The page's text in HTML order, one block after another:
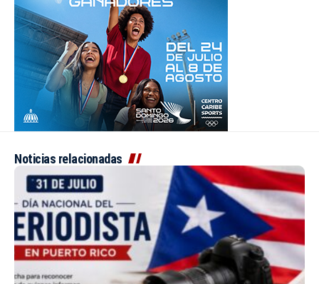
Noticias relacionadas